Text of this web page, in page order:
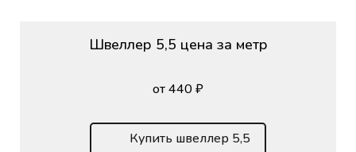
Швеллер 5,5 цена за метр
от 440 ₽
Купить швеллер 5,5